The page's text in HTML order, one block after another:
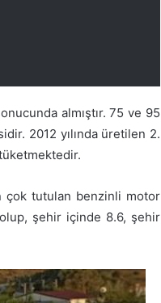
almıştır. 75 ve 95
2012 yılında üretilen 2.
çok tutulan benzinli motor
şehir içinde 8.6, şehir